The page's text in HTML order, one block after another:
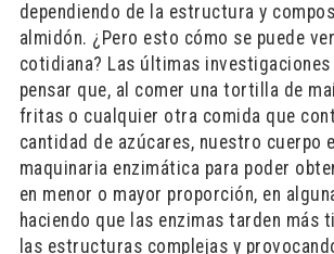
dependiendo de la estructura y
almidón. ¿Pero esto cómo se puede
cotidiana? Las últimas investigaciones
pensar que, al comer una tortilla de
fritas o cualquier otra comida que
cantidad de azúcares, nuestro cuerpo
maquinaria enzimática para poder
en menor o mayor proporción, en
haciendo que las enzimas tarden más
las estructuras complejas y